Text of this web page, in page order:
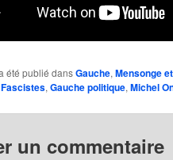
été publié dansGauche, Mensonge
Fascistes, Gauche politique, Michel
un commentaire